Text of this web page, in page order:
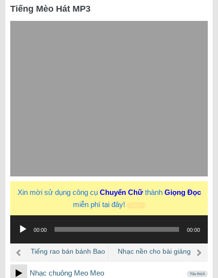
Tiếng Mèo Hát MP3
Xin mời sử dụng công cụ Chuyển Chữthành Giọng Đọc
miễn phí tại đây!
phát
âm
thanh
00:00 00:00
Tiếng rao bán bánh Bao
Nhạc nền cho bài giảng
Nhạc chuông Meo Meo Yêu thích